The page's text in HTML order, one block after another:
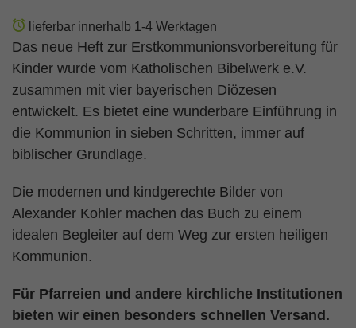
lieferbar innerhalb 1-4 Werktagen
Das neue Heft zur Erstkommunionsvorbereitung für
Kinder wurde vom Katholischen Bibelwerk e.V.
zusammen mit vier bayerischen Diözesen
entwickelt. Es bietet eine wunderbare Einführung in
die Kommunion in sieben Schritten, immer auf
biblischer Grundlage.
Die modernen und kindgerechte Bilder von
Alexander Kohler machen das Buch zu einem
idealen Begleiter auf dem Weg zur ersten heiligen
Kommunion.
Für Pfarreien und andere kirchliche Institutionen
bieten wir einen besonders schnellen Versand.